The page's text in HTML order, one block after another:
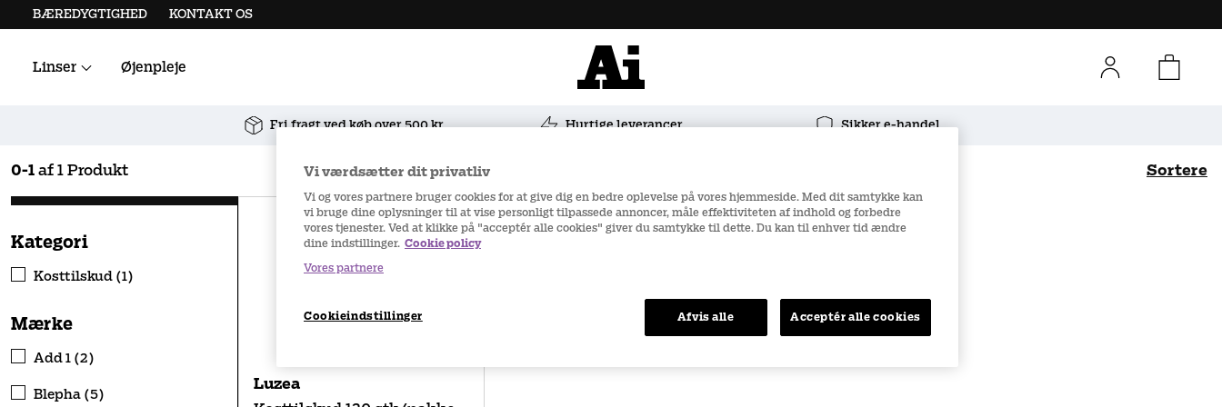
BÆREDYGTIGHED KONTAKT OS
Linser
Linsetilbehør
Øjenpleje
Fri fragt ved køb over 500 kr Hurtige leverancer Sikker e-handel
0-1 af 1 Produkt Sortere
Bedst sælgende
Pris (høj til lav)
Kategori
Kosttilskud (1)
Mærke
Add 1 (2)
Blepha (5)
Luzea
Vi værdsætter dit privatliv
Vi og vores partnere bruger cookies for at give dig en bedre oplevelse på vores hjemmeside. Med dit samtykke kan
vi bruge dine oplysninger til at vise personligt tilpassede annoncer, måle effektiviteten af indhold og forbedre
vores tjenester. Ved at klikke på "acceptér alle cookies" giver du samtykke til dette. Du kan til enhver tid ændre
dine indstillinger. Cookie policy
Vores partnere
Cookieindstillinger Afvis alle Acceptér alle cookies